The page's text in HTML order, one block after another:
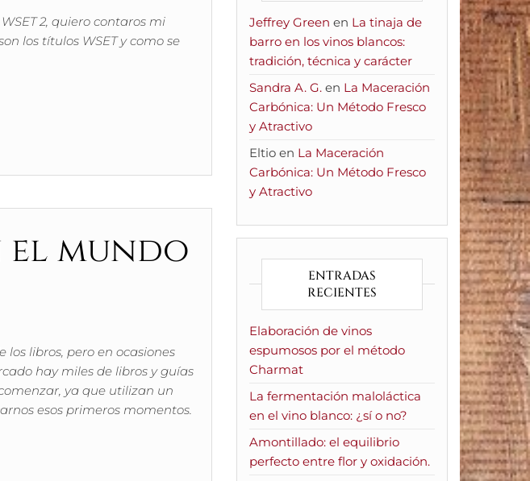
2, quiero contaros mi
los títulos WSET y como se
el mundo
libros, pero en ocasiones
hay miles de libros y guías
ya que utilizan un
esos primeros momentos.
Jeffrey Green en La tinaja de
barro en los vinos blancos:
tradición, técnica y carácter
Sandra A. G.en La Maceración
Carbónica: Un Método Fresco
y Atractivo
Eltioen La Maceración
Carbónica: Un Método Fresco
y Atractivo
ENTRADAS
RECIENTES
Elaboración de vinos
espumosos por el método
Charmat
La fermentación maloláctica
en el vino blanco: ¿sí o no?
Amontillado: el equilibrio
perfecto entre flor y oxidación.